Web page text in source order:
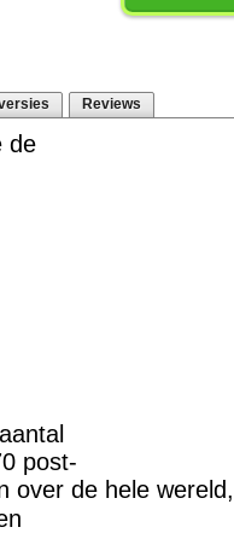
Reviews
de
post-
over de hele